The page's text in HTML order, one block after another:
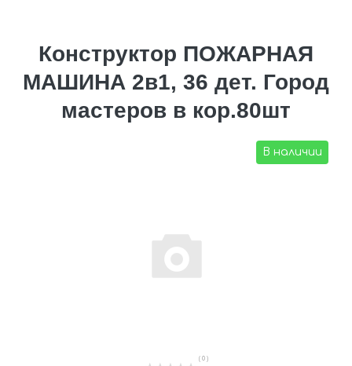
Конструктор ПОЖАРНАЯ
МАШИНА 2в1, 36 дет. Город
мастеров в кор.80шт
В наличии
( 0 )